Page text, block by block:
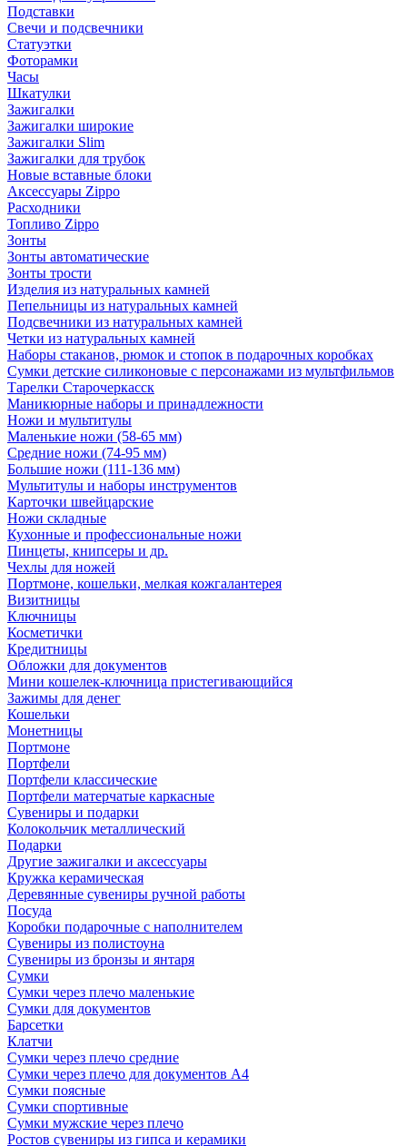
Подставки
Свечи и подсвечники
Статуэтки
Фоторамки
Часы
Шкатулки
Зажигалки
Зажигалки широкие
Зажигалки Slim
Зажигалки для трубок
Новые вставные блоки
Аксессуары Zippo
Расходники
Топливо Zippo
Зонты
Зонты автоматические
Зонты трости
Изделия из натуральных камней
Пепельницы из натуральных камней
Подсвечники из натуральных камней
Четки из натуральных камней
Наборы стаканов, рюмок и стопок в подарочных коробках
Сумки детские силиконовые с персонажами из мультфильмов
Тарелки Старочеркасск
Маникюрные наборы и принадлежности
Ножи и мультитулы
Маленькие ножи (58-65 мм)
Средние ножи (74-95 мм)
Большие ножи (111-136 мм)
Мультитулы и наборы инструментов
Карточки швейцарские
Ножи складные
Кухонные и профессиональные ножи
Пинцеты, книпсеры и др.
Чехлы для ножей
Портмоне, кошельки, мелкая кожгалантерея
Визитницы
Ключницы
Косметички
Кредитницы
Обложки для документов
Мини кошелек-ключница пристегивающийся
Зажимы для денег
Кошельки
Монетницы
Портмоне
Портфели
Портфели классические
Портфели матерчатые каркасные
Сувениры и подарки
Колокольчик металлический
Подарки
Другие зажигалки и аксессуары
Кружка керамическая
Деревянные сувениры ручной работы
Посуда
Коробки подарочные с наполнителем
Сувениры из полистоуна
Сувениры из бронзы и янтаря
Сумки
Сумки через плечо маленькие
Сумки для документов
Барсетки
Клатчи
Сумки через плечо средние
Сумки через плечо для документов А4
Сумки поясные
Сумки спортивные
Сумки мужские через плечо
Ростов сувениры из гипса и керамики